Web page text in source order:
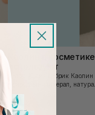
КОСМЕТИКА
Каолин в
используют
Автор: Юлия Цебрик Каолин в косметологии – это
природный минерал,
головы, благодаря